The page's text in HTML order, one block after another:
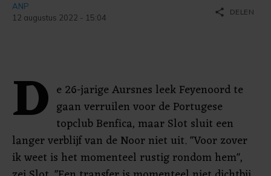
ANP
12 augustus 2022 - 15:04
share DELEN
D e 26-jarige Aursnes leek Feyenoord te
gaan verruilen voor de Portugese
topclub Benfica, maar Slot sluit een
langer verblijf van de Noor niet uit. "Voor zover
ik weet is het momenteel rustig rondom hem",